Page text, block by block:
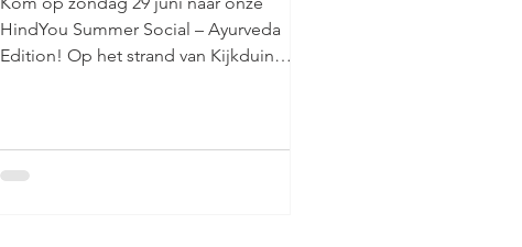
HindYou Summer Social – Ayurveda
Edition! Op het strand van Kijkduin